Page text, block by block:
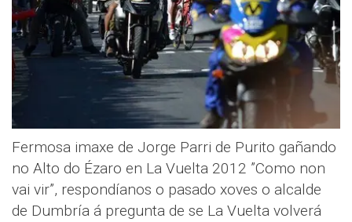
Fermosa imaxe de Jorge Parri de Purito gañando
no Alto do Ézaro en La Vuelta 2012 ”Como non
vai vir”, respondíanos o pasado xoves o alcalde
de Dumbría á pregunta de se La Vuelta volverá